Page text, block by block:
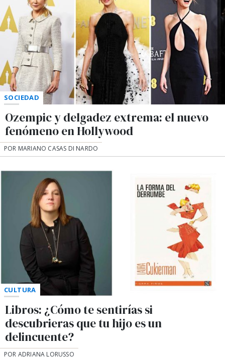
SOCIEDAD
Ozempic y delgadez extrema: el nuevo
fenómeno en Hollywood
POR MARIANO CASAS DI NARDO
CULTURA
Libros: ¿Cómo te sentirías si
descubrieras que tu hijo es un
delincuente?
POR ADRIANA LORUSSO